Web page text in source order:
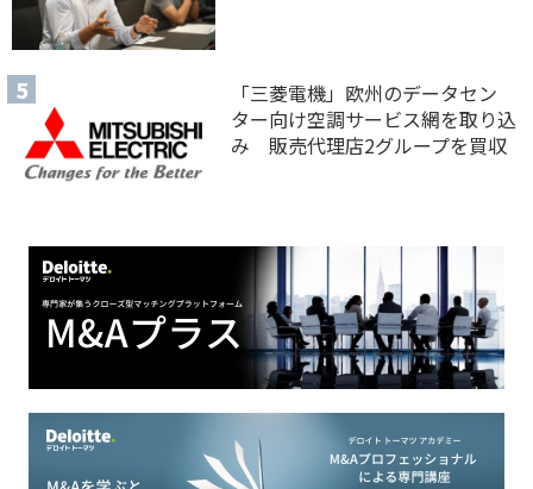
「三菱電機」欧州のデータセン
ター向け空調サービス網を取り込
み 販売代理店2グループを買収